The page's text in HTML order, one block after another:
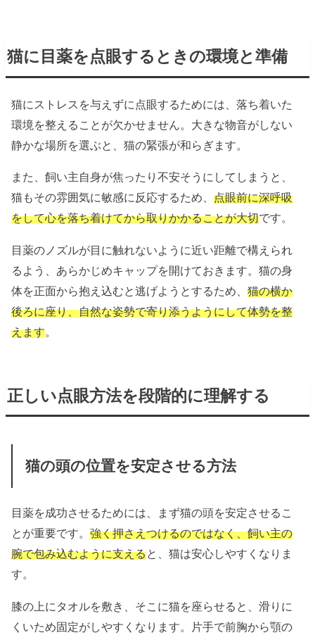
猫に目薬を点眼するときの環境と準備
猫にストレスを与えずに点眼するためには、落ち着いた
環境を整えることが欠かせません。大きな物音がしない
静かな場所を選ぶと、猫の緊張が和らぎます。
また、飼い主自身が焦ったり不安そうにしてしまうと、
猫もその雰囲気に敏感に反応するため、点眼前に深呼吸
をして心を落ち着けてから取りかかることが大切です。
目薬のノズルが目に触れないように近い距離で構えられ
るよう、あらかじめキャップを開けておきます。猫の身
体を正面から抱え込むと逃げようとするため、猫の横か
後ろに座り、自然な姿勢で寄り添うようにして体勢を整
えます。
正しい点眼方法を段階的に理解する
猫の頭の位置を安定させる方法
目薬を成功させるためには、まず猫の頭を安定させるこ
とが重要です。強く押さえつけるのではなく、飼い主の
腕で包み込むように支えると、猫は安心しやすくなりま
す。
膝の上にタオルを敷き、そこに猫を座らせると、滑りに
くいため固定がしやすくなります。片手で前胸から顎の